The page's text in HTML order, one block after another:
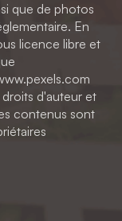
que de photos
En
licence libre et
droits d'auteur et
contenus sont